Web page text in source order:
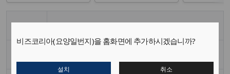
분류 전체
비즈코리아(요양일번지)을 홈화면에 추가하시겠습니까?
설치 취소